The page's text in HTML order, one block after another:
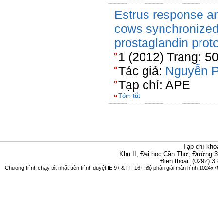
Estrus response
cows
prostaglandin
1 (2012) Trang:
Tác giả: Nguyễn
Tạp chí: APE
Tóm tắt
Tạp chí
Khu II, Đại học Cần Thơ, Đường
Điện thoại: (0292)
Chương trình chạy tốt nhất trên trình duyệt IE 9+ & FF 16+, độ phân giải màn hình